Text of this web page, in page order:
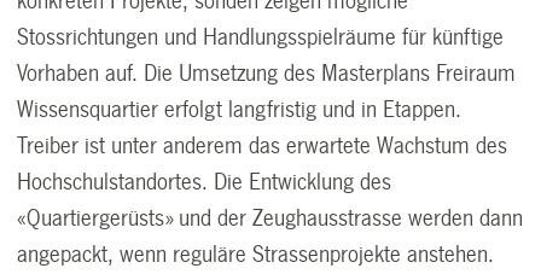
Stossrichtungen und Handlungsspielräume für künftige
Vorhaben auf. Die Umsetzung des Masterplans Freiraum
Wissensquartier erfolgt langfristig und in Etappen.
Treiber ist unter anderem das erwartete Wachstum des
Hochschulstandortes. Die Entwicklung des
«Quartiergerüsts» und der Zeughausstrasse werden dann
angepackt, wenn reguläre Strassenprojekte anstehen.